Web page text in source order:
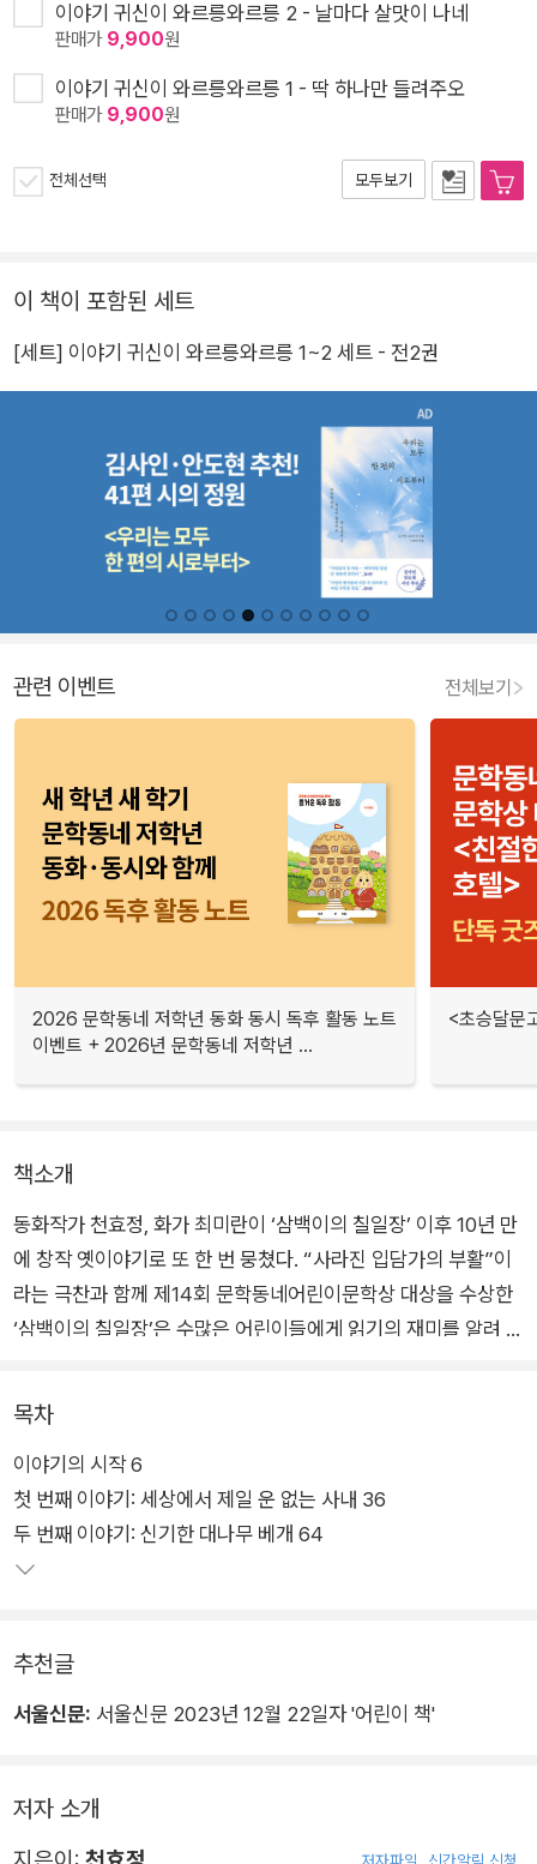
이야기 귀신이 와르릉와르릉 2 - 날마다 살맛이 나네
판매가 9,900원
이야기 귀신이 와르릉와르릉 1 - 딱 하나만 들려주오
판매가 9,900원
전체선택 모두보기
이 책이 포함된 세트
[세트] 이야기 귀신이 와르릉와르릉 1~2 세트 - 전2권
관련 이벤트 전체보기
2026 문학동네 저학년 동화 동시 독후 활동 노트
이벤트 + 2026년 문학동네 저학년 ...
<초승달문
책소개
동화작가 천효정, 화가 최미란이 ‘삼백이의 칠일장’ 이후 10년 만
에 창작 옛이야기로 또 한 번 뭉쳤다. “사라진 입담가의 부활”이
라는 극찬과 함께 제14회 문학동네어린이문학상 대상을 수상한
‘삼백이의 칠일장’은 수많은 어린이들에게 읽기의 재미를 알려 주
이들이 읽고 싶은 책을 직접 투표하는 어린이도서연구회 ‘동화동
무씨동무’에 2회 연속 선정되기도 했다.
이름 없이 삼백 년을 산 아이에 이어 이번에는 이야기 좋아하는
아이가 주인공이다. 『이야기 귀신이 와르릉와르릉』은 먹고 자는
것보다 이야기 듣기를 좋아해 온종일 새 이야기만 찾아다니던 아
난 이야기를 보따리에 한가득 모아 둔다는 옛이야기 모티프에서
시작하여 그 속에 억울하게 갇힌 이야기 귀신들의 한을 풀어 준다
이랬다저랬다 헷갈리는 이야기, 시작은 거창했으나 끝은 미약한
이야기, 누가 주인공인지 모르겠는 이야기, 시대의 흐름을 따라가
목차
이야기의 시작 6
첫 번째 이야기: 세상에서 제일 운 없는 사내 36
두 번째 이야기: 신기한 대나무 베개 64
추천글
서울신문: 서울신문 2023년 12월 22일자 '어린이 책'
저자 소개